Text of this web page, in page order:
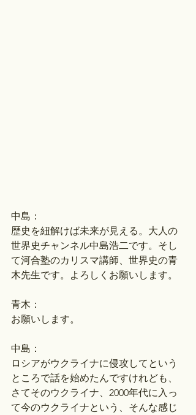
中島：
歴史を紐解けば未来が見える。大人の
世界史チャンネル中島浩二です。そし
て河合塾のカリスマ講師、世界史の青
木先生です。よろしくお願いします。
青木：
お願いします。
中島：
ロシアがウクライナに侵攻してという
ところで話を始めたんですけれども、
さてそのウクライナ、2000年代に入っ
て今のウクライナという、そんな感じ